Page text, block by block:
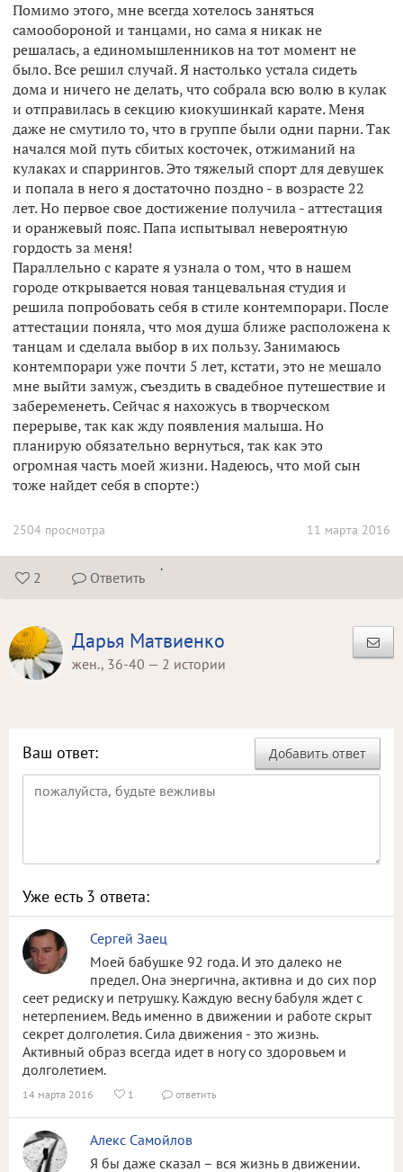
Помимо этого, мне всегда хотелось заняться
самообороной и танцами, но сама я никак не
решалась, а единомышленников на тот момент не
было. Все решил случай. Я настолько устала сидеть
дома и ничего не делать, что собрала всю волю в кулак
и отправилась в секцию киокушинкай карате. Меня
даже не смутило то, что в группе были одни парни. Так
начался мой путь сбитых косточек, отжиманий на
кулаках и спаррингов. Это тяжелый спорт для девушек
и попала в него я достаточно поздно - в возрасте 22
лет. Но первое свое достижение получила - аттестация
и оранжевый пояс. Папа испытывал невероятную
гордость за меня!
Параллельно с карате я узнала о том, что в нашем
городе открывается новая танцевальная студия и
решила попробовать себя в стиле контемпорари. После
аттестации поняла, что моя душа ближе расположена к
танцам и сделала выбор в их пользу. Занимаюсь
контемпорари уже почти 5 лет, кстати, это не мешало
мне выйти замуж, съездить в свадебное путешествие и
забеременеть. Сейчас я нахожусь в творческом
перерыве, так как жду появления малыша. Но
планирую обязательно вернуться, так как это
огромная часть моей жизни. Надеюсь, что мой сын
тоже найдет себя в спорте:)
11 марта 2016
2504 просмотра
 2  Ответить
.
Дарья Матвиенко
жен., 36-40 — 2 истории
Добавить ответ
Ваш ответ:
Уже есть 3 ответа:
Сергей Заец
Моей бабушке 92 года. И это далеко не
предел. Она энергична, активна и до сих пор
сеет редиску и петрушку. Каждую весну бабуля ждет с
нетерпением. Ведь именно в движении и работе скрыт
секрет долголетия. Сила движения - это жизнь.
Активный образ всегда идет в ногу со здоровьем и
долголетием.
14 марта 2016  1  ответить
Алекс Самойлов
Я бы даже сказал – вся жизнь в движении.